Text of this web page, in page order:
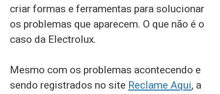
criar formas e ferramentas para solucionar
os problemas que aparecem. O que não é o
caso da Electrolux.
Mesmo com os problemas acontecendo e
sendo registrados no site Reclame Aqui, a